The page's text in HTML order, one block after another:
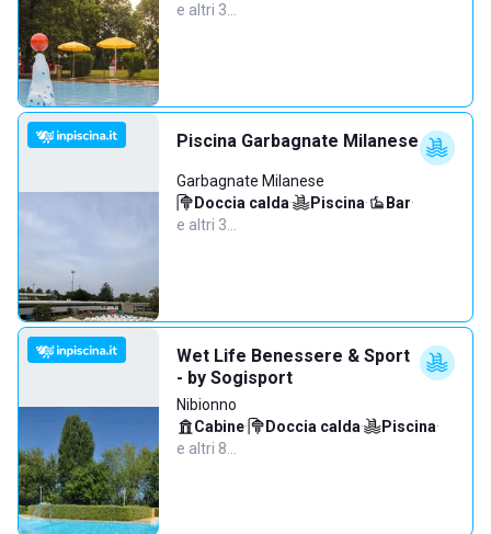
e altri 3…
Piscina Garbagnate Milanese
Garbagnate Milanese
Doccia calda· Piscina· Bar·
e altri 3…
Wet Life Benessere & Sport
- by Sogisport
Nibionno
Cabine· Doccia calda· Piscina·
e altri 8…